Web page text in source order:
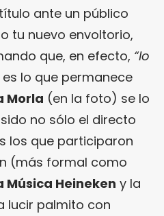
ante un público
tu nuevo envoltorio,
que, en efecto, “lo
es lo que permanece
Morla (en la foto) se lo
no sólo el directo
los que participaron
(más formal como
Música Heineken y la
lucir palmito con